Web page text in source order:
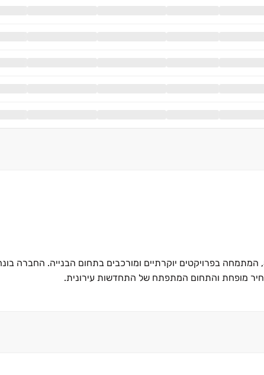
גשם היא חברת יזמות וביצוע מהשורה הראשונה, בעלת סיווג ג' 5, המתמחה בפרויקטים יוקרתיים ומורכבים בתחום הבנייה.